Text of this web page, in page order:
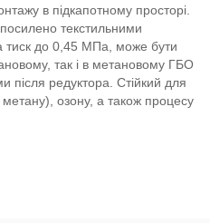
в підкапотному просторі.
текстильними
тиск до 0,45 МПа, може бути
так і в метановому ГБО
після редуктора. Стійкий для
озону, а також процесу